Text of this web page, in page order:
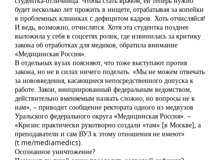
будет несколько лет прожить в нищете, отрабатывая за копейки
в проблемных клиниках с дефицитом кадров. Хоть отчисляйся!
И ведь, возможно, отчислятся. Хотя эта студентка позднее
выложила у себя в соцсетях ролик, где извинилась за критику
закона об отработках для медиков, обратила внимание
«Медицинская Россия».
В отдельных вузах поясняют, что тоже выступают против
закона, но не в силах ничего поделать. «Мы не можем отвечать
за нововведения, касающиеся непосредственного допуска к
работе. Закон, инициированный федеральным ведомством,
действительно вменяемым назвать сложно, но вопросы не к
нам», – приводит сообщение ректората одного из медвузов
Уральского федерального округа «Медицинская Россия». –
«Кризис практически рукотворно создали «там» [в Москве], а
преподаватели и сам ВУЗ к этому отношения не имеют»
(t.me/mediamedics).
Осознанное уничтожение?